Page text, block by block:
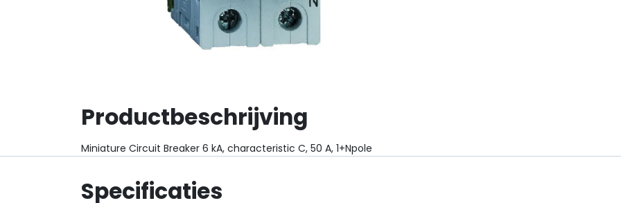
Productbeschrijving
Miniature Circuit Breaker 6 kA, characteristic C, 50 A, 1+Npole
Specificaties